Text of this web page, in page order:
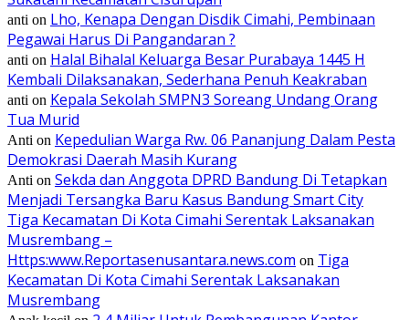
anti on Lho, Kenapa Dengan Disdik Cimahi, Pembinaan
Pegawai Harus Di Pangandaran ?
anti on Halal Bihalal Keluarga Besar Purabaya 1445 H
Kembali Dilaksanakan, Sederhana Penuh Keakraban
anti on Kepala Sekolah SMPN3 Soreang Undang Orang
Tua Murid
Anti on Kepedulian Warga Rw. 06 Pananjung Dalam Pesta
Demokrasi Daerah Masih Kurang
Anti on Sekda dan Anggota DPRD Bandung Di Tetapkan
Menjadi Tersangka Baru Kasus Bandung Smart City
Tiga Kecamatan Di Kota Cimahi Serentak Laksanakan
Musrembang –
Https:www.Reportasenusantara.news.com on Tiga
Kecamatan Di Kota Cimahi Serentak Laksanakan
Musrembang